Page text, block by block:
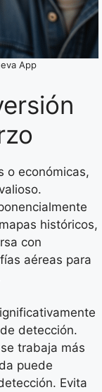
App
o económicas,
históricos,
con
aéreas para
detección.
trabaja más
puede
Evita